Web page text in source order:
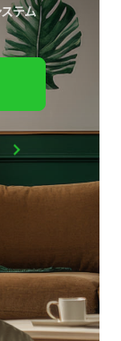
テム